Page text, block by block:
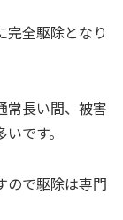
完全駆除となり
常長い間、被害
です。
ので駆除は専門